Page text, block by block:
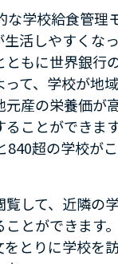
な学校給食管理
活しやすくな
ともに世界銀行
って、学校が地
元産の栄養価が
ことができま
840超の学校が
覧して、近隣の
ことができます
をとりに学校を